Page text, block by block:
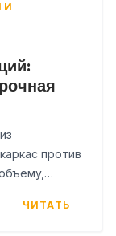
И
против
ЧИТАТЬ